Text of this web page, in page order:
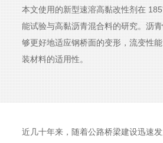
本文使用的新型速溶高黏改性剂在
能试验与高黏沥青混合料的研究。沥
够更好地适应钢桥面的变形，流变性
装材料的适用性。
近几十年来，随着公路桥梁建设迅速